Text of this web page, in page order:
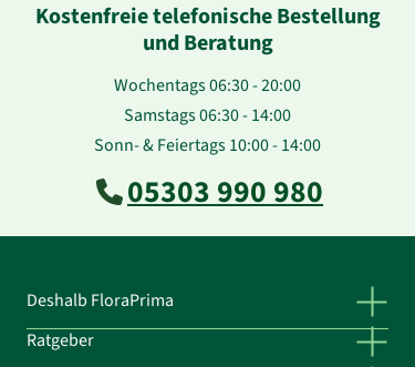
Kostenfreie telefonische Bestellung
und Beratung
Wochentags 06:30 - 20:00
Samstags 06:30 - 14:00
Sonn- & Feiertags 10:00 - 14:00
05303 990 980
Deshalb FloraPrima
Ratgeber